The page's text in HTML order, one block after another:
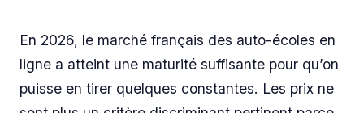
En 2026, le marché français des auto-écoles en
ligne a atteint une maturité suffisante pour qu’on
puisse en tirer quelques constantes. Les prix ne